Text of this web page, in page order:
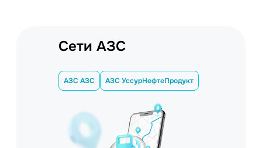
Сети АЗС
АЗС АЗС АЗС УссурНефтеПродукт